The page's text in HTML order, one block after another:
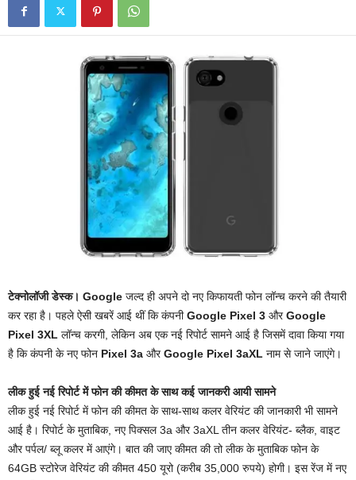
टेक्नोलॉजी डेस्क। Google जल्द ही अपने दो नए किफायती फोन लॉन्च करने की तैयारी
कर रहा है। पहले ऐसी खबरें आई थीं कि कंपनीGoogle Pixel 3 औरGoogle
Pixel 3XL लॉन्च करगी, लेकिन अब एक नई रिपोर्ट सामने आई है जिसमें दावा किया गया
है कि कंपनी के नए फोन Pixel 3a औरGoogle Pixel 3aXL नाम से जाने जाएंगे।
लीक हुई नई रिपोर्ट में फोन की कीमत के साथ कई जानकरी आयी सामने
लीक हुई नई रिपोर्ट में फोन की कीमत के साथ-साथ कलर वेरियंट की जानकारी भी सामने
आई है। रिपोर्ट के मुताबिक, नए पिक्सल 3a और 3aXL तीन कलर वेरियंट- ब्लैक, वाइट
और पर्पल/ ब्लू कलर में आएंगे। बात की जाए कीमत की तो लीक के मुताबिक फोन के
64GB स्टोरेज वेरियंट की कीमत 450 यूरो (करीब 35,000 रुपये) होगी। इस रेंज में नए